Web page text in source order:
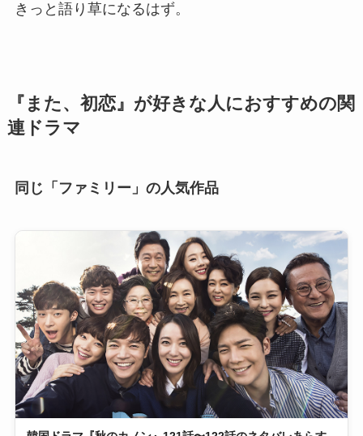
きっと語り草になるはず。
『また、初恋』が好きな人におすすめの関
連ドラマ
同じ「ファミリー」の人気作品